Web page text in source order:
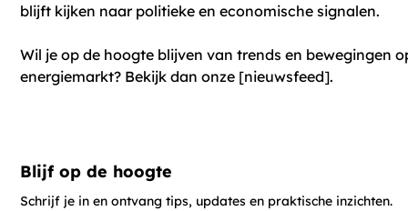
Blijf op de hoogte
Schrijf je in en ontvang tips, updates en praktische inzichten.
blijft kijken naar politieke en economische signalen.
Wil je op de hoogte blijven van trends en bewegingen
energiemarkt? Bekijk dan onze [nieuwsfeed].